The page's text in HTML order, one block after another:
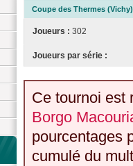
Coupe des Thermes
Joueurs : 302
Joueurs par série :
Ce tournoi est
Borgo
pourcentages
cumulé du